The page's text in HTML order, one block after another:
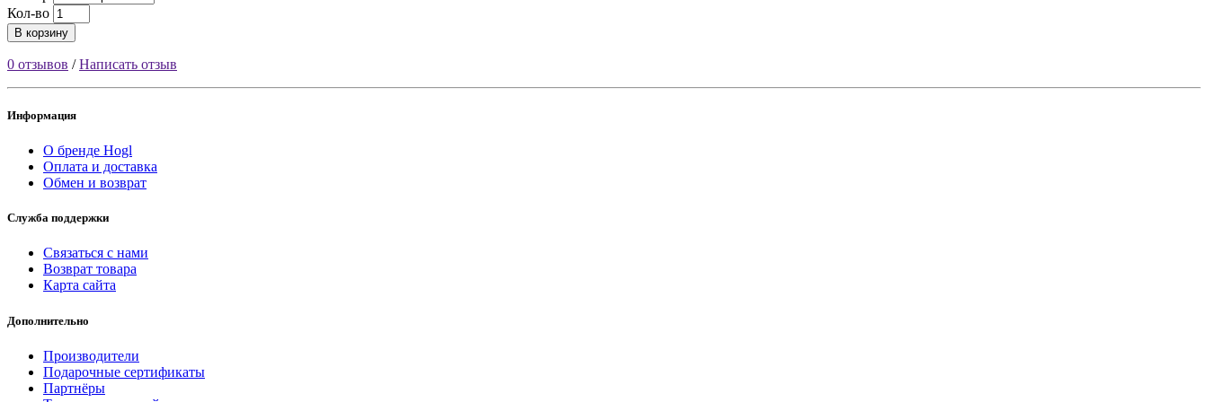
Кол-во
В корзину
0 отзывов /Написать отзыв
Информация
О бренде Hogl
Оплата и доставка
Обмен и возврат
Служба поддержки
Связаться с нами
Возврат товара
Карта сайта
Дополнительно
Производители
Подарочные сертификаты
Партнёры